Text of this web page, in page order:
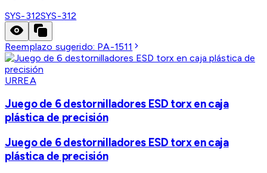
SYS-312SYS-312
Reemplazo sugerido: PA-1511
URREA
Juego de 6 destornilladores ESD torx en caja
plástica de precisión
Juego de 6 destornilladores ESD torx en caja
plástica de precisión